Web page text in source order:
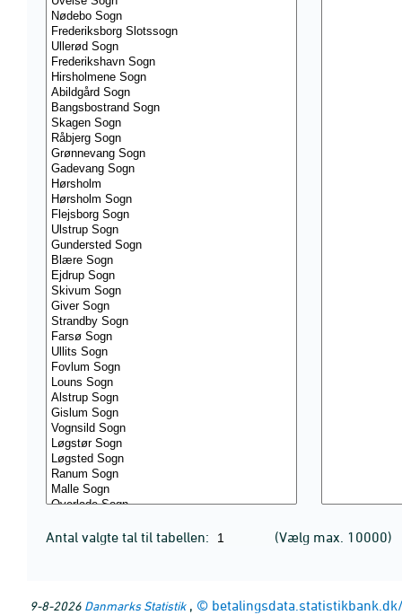
Antal valgte tal til tabellen: (Vælg max. 10000)
9-8-2026 Danmarks Statistik, © betalingsdata.statistikbank.dk/